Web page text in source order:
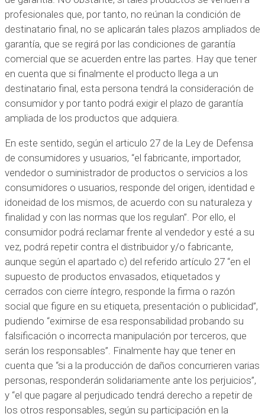
profesionales que, por tanto, no reúnan la condición de
destinatario final, no se aplicarán tales plazos ampliados de
garantía, que se regirá por las condiciones de garantía
comercial que se acuerden entre las partes. Hay que tener
en cuenta que si finalmente el producto llega a un
destinatario final, esta persona tendrá la consideración de
consumidor y por tanto podrá exigir el plazo de garantía
ampliada de los productos que adquiera.
En este sentido, según el articulo 27 de la Ley de Defensa
de consumidores y usuarios, “el fabricante, importador,
vendedor o suministrador de productos o servicios a los
consumidores o usuarios, responde del origen, identidad e
idoneidad de los mismos, de acuerdo con su naturaleza y
finalidad y con las normas que los regulan”. Por ello, el
consumidor podrá reclamar frente al vendedor y esté a su
vez, podrá repetir contra el distribuidor y/o fabricante,
aunque según el apartado c) del referido artículo 27 “en el
supuesto de productos envasados, etiquetados y
cerrados con cierre íntegro, responde la firma o razón
social que figure en su etiqueta, presentación o publicidad”,
pudiendo “eximirse de esa responsabilidad probando su
falsificación o incorrecta manipulación por terceros, que
serán los responsables”. Finalmente hay que tener en
cuenta que “si a la producción de daños concurrieren varias
personas, responderán solidariamente ante los perjuicios”,
y “el que pagare al perjudicado tendrá derecho a repetir de
los otros responsables, según su participación en la